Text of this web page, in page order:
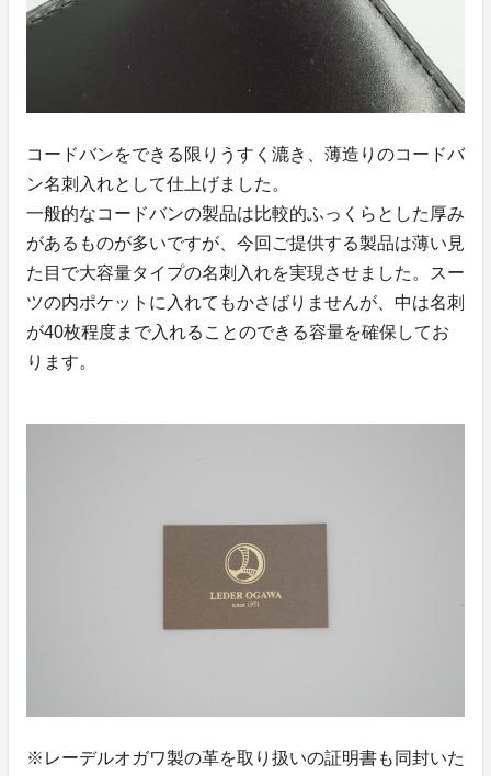
コードバンをできる限りうすく漉き、薄造りのコードバ
ン名刺入れとして仕上げました。
一般的なコードバンの製品は比較的ふっくらとした厚み
があるものが多いですが、今回ご提供する製品は薄い見
た目で大容量タイプの名刺入れを実現させました。スー
ツの内ポケットに入れてもかさばりませんが、中は名刺
が40枚程度まで入れることのできる容量を確保してお
ります。
※レーデルオガワ製の革を取り扱いの証明書も同封いた